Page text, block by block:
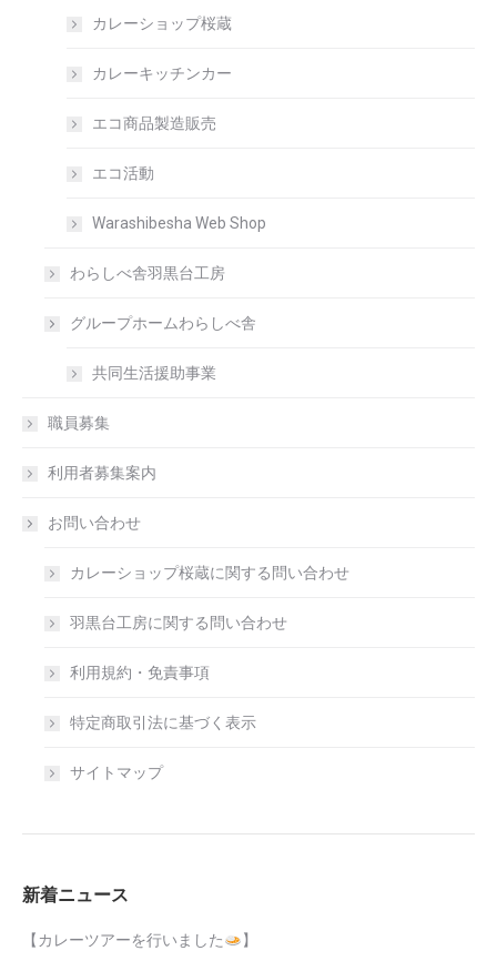
カレーショップ桜蔵
カレーキッチンカー
エコ商品製造販売
エコ活動
Warashibesha Web Shop
わらしべ舎羽黒台工房
グループホームわらしべ舎
共同生活援助事業
職員募集
利用者募集案内
お問い合わせ
カレーショップ桜蔵に関する問い合わせ
羽黒台工房に関する問い合わせ
利用規約・免責事項
特定商取引法に基づく表示
サイトマップ
新着ニュース
【カレーツアーを行いました 】